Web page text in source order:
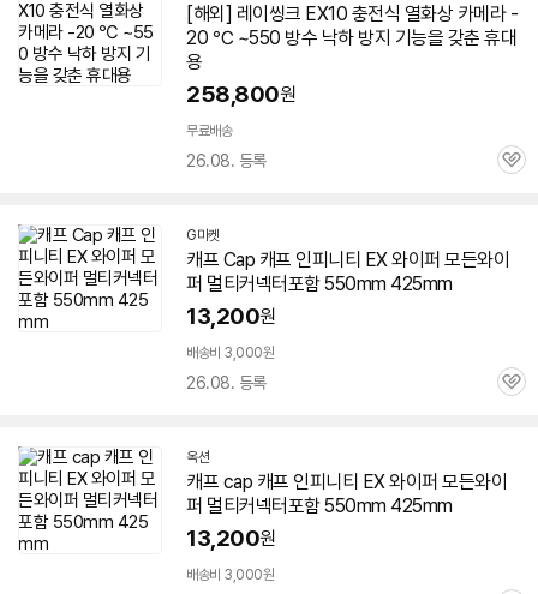
[해외] 레이씽크 EX10 충전식 열화상 카메라 -
20 ℃ ~550 방수 낙하 방지 기능을 갖춘 휴대
용
258,800원
무료배송
26.08. 등록
관
G마켓
캐프 Cap 캐프 인피니티 EX 와이퍼 모든와이
퍼 멀티커넥터포함 550mm 425mm
13,200원
배송비 3,000원
26.08. 등록
관
옥션
캐프 cap 캐프 인피니티 EX 와이퍼 모든와이
퍼 멀티커넥터포함 550mm 425mm
13,200원
배송비 3,000원